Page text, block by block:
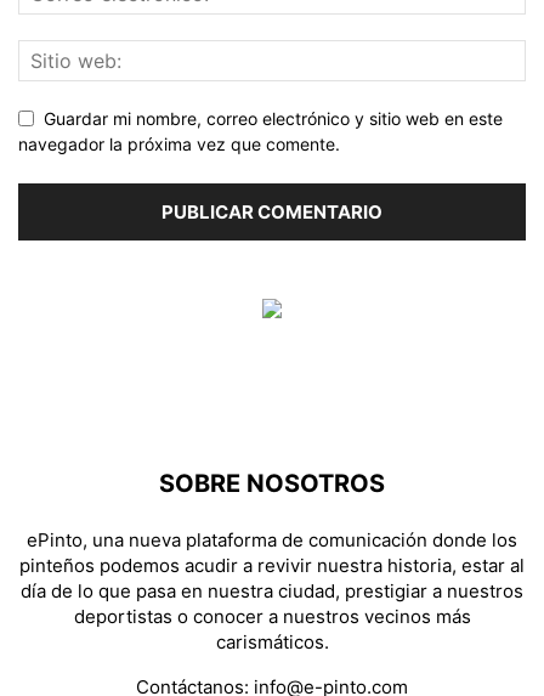
Guardar mi nombre, correo electrónico y sitio web en este
navegador la próxima vez que comente.
SOBRE NOSOTROS
ePinto, una nueva plataforma de comunicación donde los
pinteños podemos acudir a revivir nuestra historia, estar al
día de lo que pasa en nuestra ciudad, prestigiar a nuestros
deportistas o conocer a nuestros vecinos más
carismáticos.
Contáctanos: info@e-pinto.com